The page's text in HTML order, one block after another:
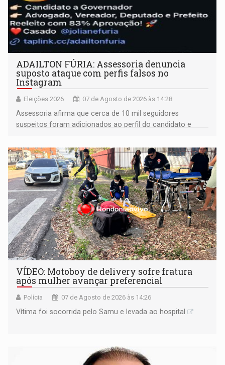
ADAILTON FÚRIA: Assessoria denuncia
suposto ataque com perfis falsos no
Instagram
Eleições 2026 07 de Agosto de 2026 às 14:28
Assessoria afirma que cerca de 10 mil seguidores
suspeitos foram adicionados ao perfil do candidato e
remover as contas
VÍDEO: Motoboy de delivery sofre fratura
após mulher avançar preferencial
Polícia 07 de Agosto de 2026 às 14:26
Vítima foi socorrida pelo Samu e levada ao hospital